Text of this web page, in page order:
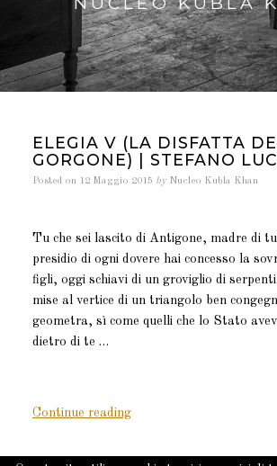
ELEGIA V (LA DISFATTA
GORGONE) | STEFANO
Posted on 12 Maggio 2015 byNucleo Kubla Khan
Tu che sei lascito di Antigone, madre di
presidio di ogni dovere hai concesso la
figli, oggi schiavi di un groviglio di
mise al vertice di un triangolo ben
geometra, sì come quelli che lo Stato
dietro di te …
Continue reading“Elegia
(La